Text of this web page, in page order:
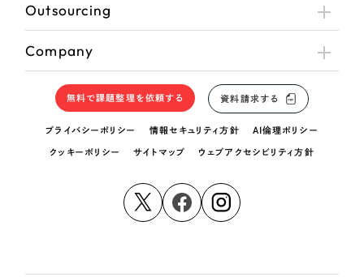
Outsourcing
Company
無料で課題整理を依頼する 資料請求する
プライバシーポリシー 情報セキュリティ方針 AI倫理ポリシー
クッキーポリシー サイトマップ ウェブアクセシビリティ方針